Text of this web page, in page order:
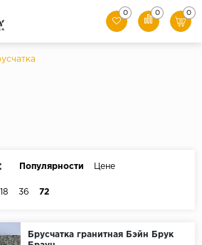
0 0 0
Популярности Цене
18 36 72
Брусчатка гранитная Бэйн Брук